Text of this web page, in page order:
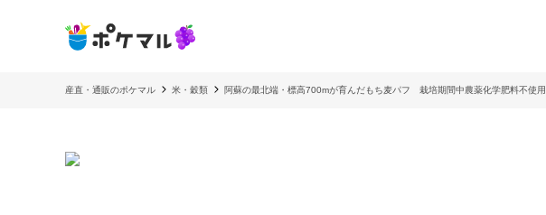
産直・通販のポケマル 米・穀類 阿蘇の最北端・標高700mが育んだもち麦パフ 栽培期間中農薬化学肥料不使用